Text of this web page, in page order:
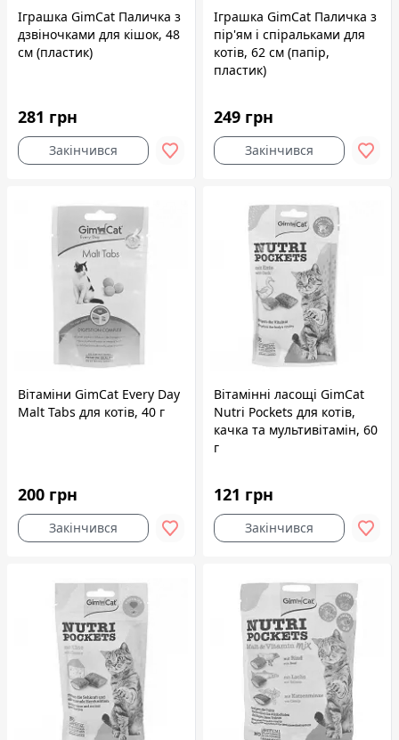
Іграшка GimCat Паличка з
дзвіночками для кішок, 48
см (пластик)
281 грн
Закінчився
Іграшка GimCat Паличка з
пір'ям і спіральками для
котів, 62 см (папір,
пластик)
249 грн
Закінчився
Вітаміни GimCat Every Day
Malt Tabs для котів, 40 г
200 грн
Закінчився
Вітамінні ласощі GimCat
Nutri Pockets для котів,
качка та мультивітамін, 60
г
121 грн
Закінчився